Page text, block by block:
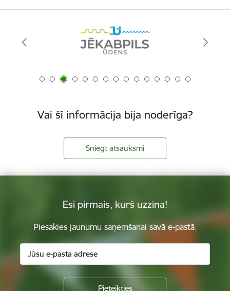
Vai šī informācija bija noderīga?
Sniegt atsauksmi
Esi pirmais, kurš uzzina!
Piesakies jaunumu saņemšanai savā e-pastā.